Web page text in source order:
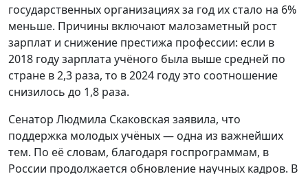
государственных организациях за год их стало на 6%
меньше. Причины включают малозаметный рост
зарплат и снижение престижа профессии: если в
2018 году зарплата учёного была выше средней по
стране в 2,3 раза, то в 2024 году это соотношение
снизилось до 1,8 раза.
Сенатор Людмила Скаковская заявила, что
поддержка молодых учёных — одна из важнейших
тем. По её словам, благодаря госпрограммам, в
России продолжается обновление научных кадров. В